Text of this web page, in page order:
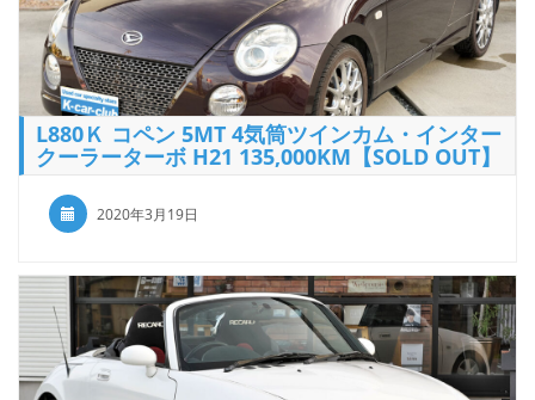
L880Ｋ コペン 5MT 4気筒ツインカム・インター
クーラーターボ H21 135,000KM【SOLD OUT】
2020年3月19日